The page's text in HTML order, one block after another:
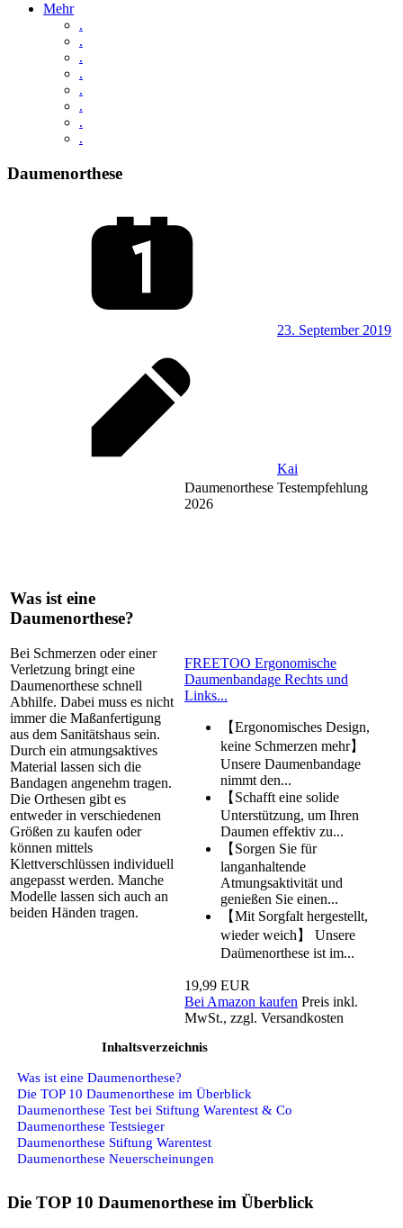
Mehr
.
.
.
.
.
.
.
.
Daumenorthese
23. September 2019
Kai
Was ist eine
Daumenorthese?
Bei Schmerzen oder einer
Verletzung bringt eine
Daumenorthese schnell
Abhilfe. Dabei muss es nicht
immer die Maßanfertigung
aus dem Sanitätshaus sein.
Durch ein atmungsaktives
Material lassen sich die
Bandagen angenehm tragen.
Die Orthesen gibt es
entweder in verschiedenen
Größen zu kaufen oder
können mittels
Klettverschlüssen individuell
angepasst werden. Manche
Modelle lassen sich auch an
beiden Händen tragen.
Daumenorthese Testempfehlung
2026
FREETOO Ergonomische
Daumenbandage Rechts und
Links...
【Ergonomisches Design,
keine Schmerzen mehr】
Unsere Daumenbandage
nimmt den...
【Schafft eine solide
Unterstützung, um Ihren
Daumen effektiv zu...
【Sorgen Sie für
langanhaltende
Atmungsaktivität und
genießen Sie einen...
【Mit Sorgfalt hergestellt,
wieder weich】 Unsere
Daümenorthese ist im...
19,99 EUR
Bei Amazon kaufen Preis inkl.
MwSt., zzgl. Versandkosten
Inhaltsverzeichnis
Was ist eine Daumenorthese?
Die TOP 10 Daumenorthese im Überblick
Daumenorthese Test bei Stiftung Warentest & Co
Daumenorthese Testsieger
Daumenorthese Stiftung Warentest
Daumenorthese Neuerscheinungen
Die TOP 10 Daumenorthese im Überblick